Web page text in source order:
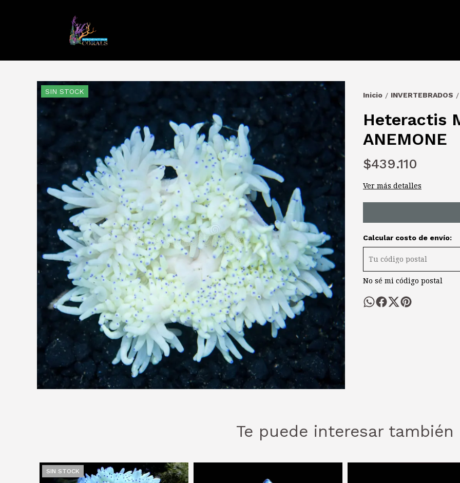
SIN STOCK Inicio / INVERTEBRADOS /
Heteractis
ANEMONE
$439.110
Ver más detalles
Calcular costo de envío:
No sé mi código postal
Te puede interesar también
SIN STOCK